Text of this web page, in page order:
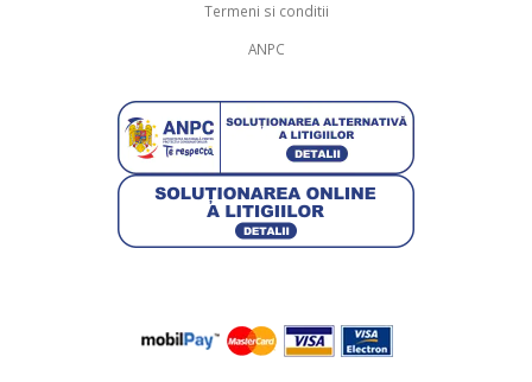
Termeni si conditii
ANPC